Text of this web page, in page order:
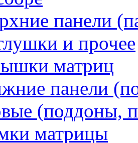
панели
и прочее
матриц
панели
(поддоны,
матрицы